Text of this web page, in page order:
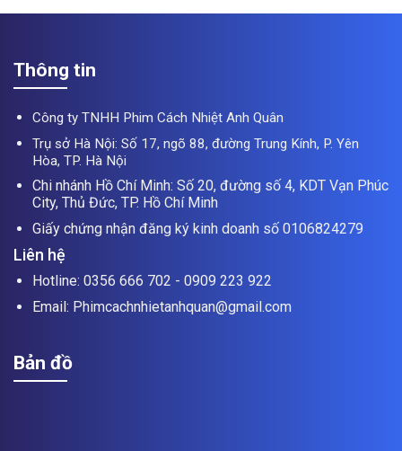
Thông tin
Công ty TNHH Phim Cách Nhiệt Anh Quân
Trụ sở Hà Nội: Số 17, ngõ 88, đường Trung Kính, P. Yên
Hòa, TP. Hà Nội
Chi nhánh Hồ Chí Minh: Số 20, đường số 4, KDT Vạn Phúc
City, Thủ Đức, TP. Hồ Chí Minh
Giấy chứng nhận đăng ký kinh doanh số 0106824279
Liên hệ
Hotline: 0356 666 702 - 0909 223 922
Email: Phimcachnhietanhquan@gmail.com
Bản đồ